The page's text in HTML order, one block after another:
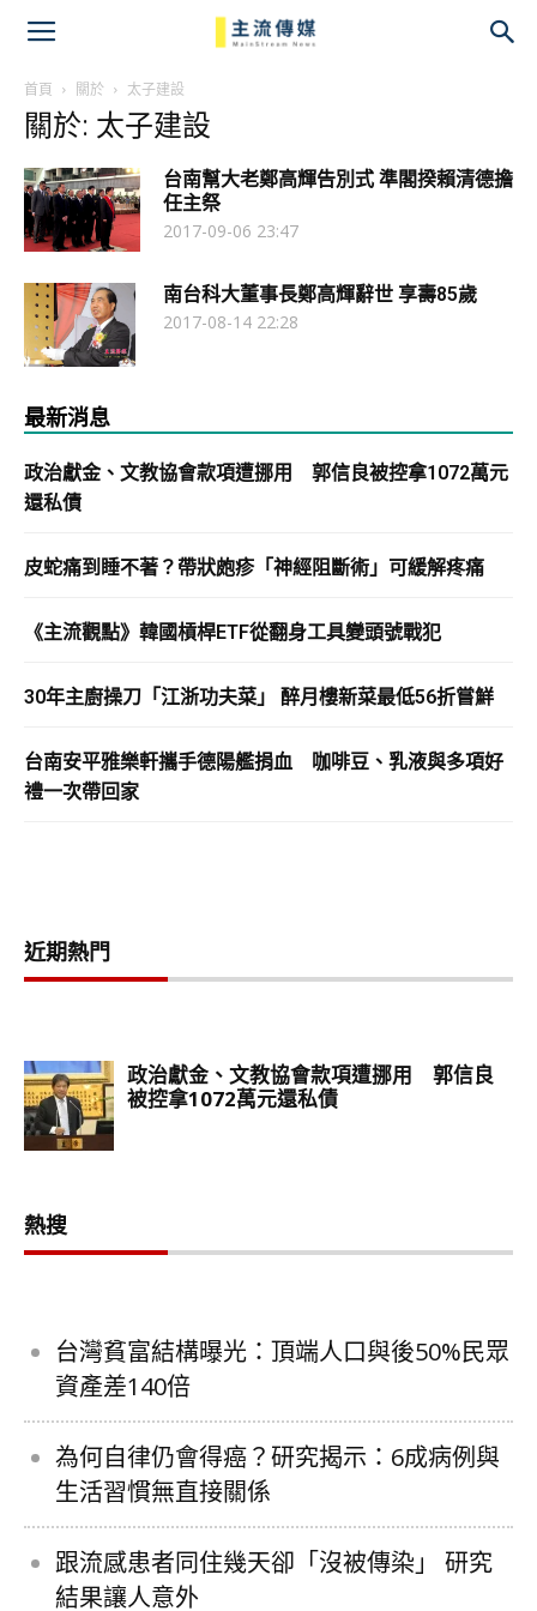
首頁 關於 太子建設
關於: 太子建設
台南幫大老鄭高輝告別式 準閣揆賴清德擔
任主祭
2017-09-06 23:47
南台科大董事長鄭高輝辭世 享壽85歲
2017-08-14 22:28
最新消息
政治獻金、文教協會款項遭挪用 郭信良被控拿1072萬元
還私債
皮蛇痛到睡不著？帶狀皰疹「神經阻斷術」可緩解疼痛
《主流觀點》韓國槓桿ETF從翻身工具變頭號戰犯
30年主廚操刀「江浙功夫菜」 醉月樓新菜最低56折嘗鮮
台南安平雅樂軒攜手德陽艦捐血 咖啡豆、乳液與多項好
禮一次帶回家
近期熱門
熱搜
台灣貧富結構曝光：頂端人口與後50%民眾
資產差140倍
為何自律仍會得癌？研究揭示：6成病例與
生活習慣無直接關係
跟流感患者同住幾天卻「沒被傳染」 研究
結果讓人意外